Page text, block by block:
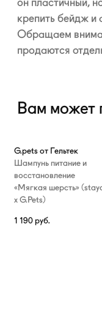
он пластичный,
крепить бейдж и
Обращаем
продаются
Вам может
G.pets от Гельтек
Шампунь питание и
восстановление
«Мягкая шерсть»
х G.Pets)
1 190 руб.